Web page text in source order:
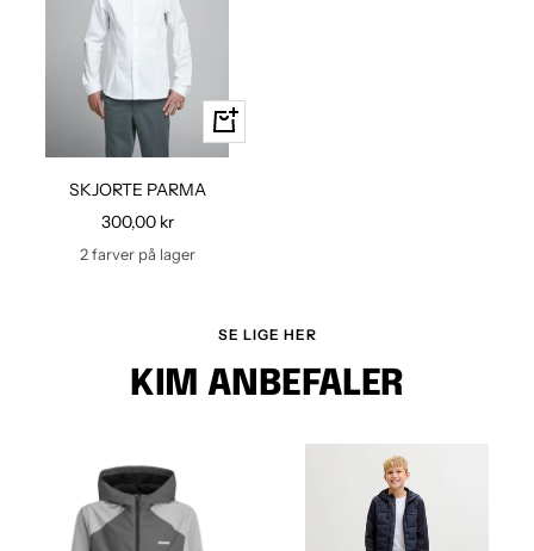
Hurtig
kig
SKJORTE PARMA
Udsalgspris
300,00 kr
2 farver på lager
SE LIGE HER
KIM ANBEFALER